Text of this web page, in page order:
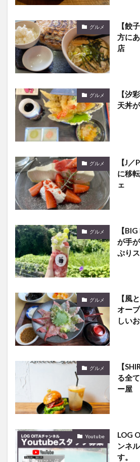
グルメ
【餃
方に
店
グルメ
【汐
天丼
グルメ
【J
に移
ェ
グルメ
【
が手
ぷり
グルメ
【風
オー
しい
グルメ
【
る全
ー屋
Youtube
LOG
ンネ
す。